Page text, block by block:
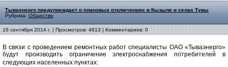
Тываэнерго предупреждает о плановых отключениях в Кызыле и селах Тувы
Рубрика: Общество
16 сентября 2014 г. | Просмотров: 4613 | Комментариев: 0
В связи с проведением ремонтных работ специалисты ОАО «Тываэнерго»
будут производить ограничение электроснабжения потребителей в
следующих населенных пунктах: